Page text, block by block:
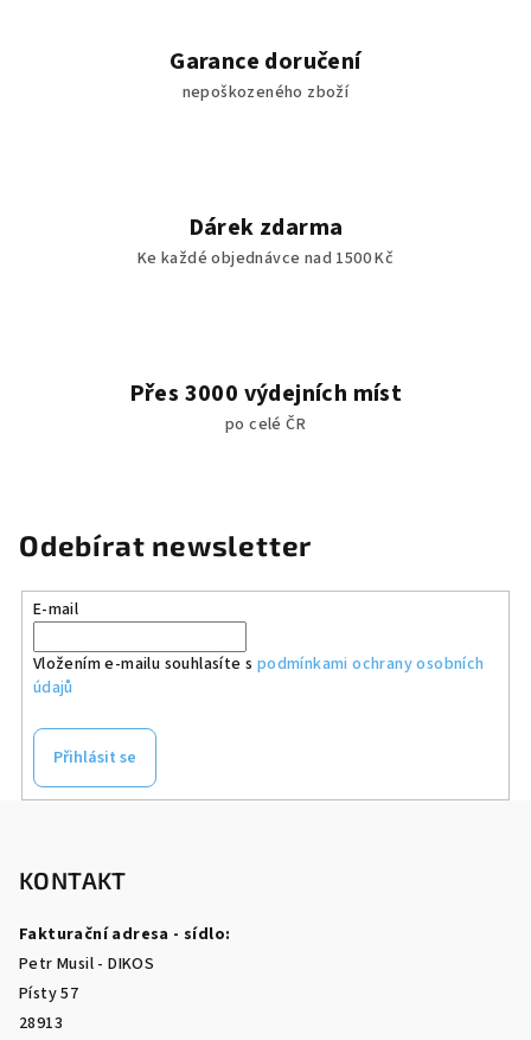
Garance doručení
nepoškozeného zboží
Dárek zdarma
Ke každé objednávce nad 1500 Kč
Přes 3000 výdejních míst
po celé ČR
Odebírat newsletter
E-mail
Vložením e-mailu souhlasíte s podmínkami ochrany osobních
údajů
Přihlásit se
KONTAKT
Fakturační adresa - sídlo:
Petr Musil - DIKOS
Písty 57
28913